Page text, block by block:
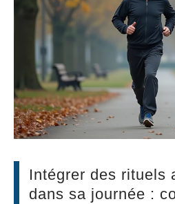
Intégrer des rituels
dans sa journée :